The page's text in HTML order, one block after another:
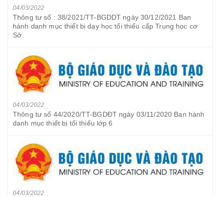
04/03/2022
Thông tư số : 38/2021/TT-BGDDT ngày 30/12/2021 Ban
hành danh mục thiết bị dạy học tối thiểu cấp Trung học cơ
Sở
04/03/2022
Thông tư số 44/2020/TT-BGDĐT ngày 03/11/2020 Ban hành
danh mục thiết bị tối thiểu lớp 6
04/03/2022